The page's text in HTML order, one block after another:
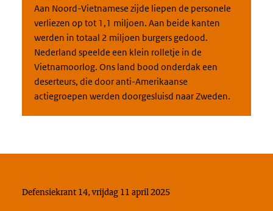
Aan Noord-Vietnamese zijde liepen de personele
verliezen op tot 1,1 miljoen. Aan beide kanten
werden in totaal 2 miljoen burgers gedood.
Nederland speelde een klein rolletje in de
Vietnamoorlog. Ons land bood onderdak een
deserteurs, die door anti-Amerikaanse
actiegroepen werden doorgesluisd naar Zweden.
Defensiekrant 14, vrijdag 11 april 2025